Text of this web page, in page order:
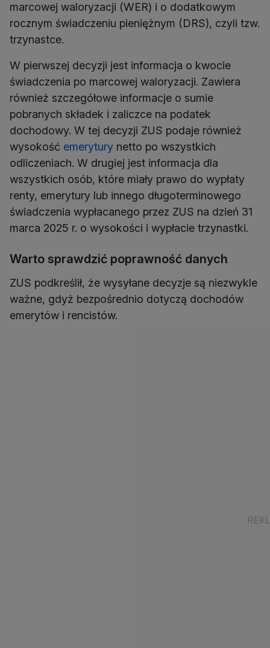
marcowej waloryzacji (WER) i o dodatkowym
rocznym świadczeniu pieniężnym (DRS), czyli tzw.
trzynastce.
W pierwszej decyzji jest informacja o kwocie
świadczenia po marcowej waloryzacji. Zawiera
również szczegółowe informacje o sumie
pobranych składek i zaliczce na podatek
dochodowy. W tej decyzji ZUS podaje również
wysokość emerytury netto po wszystkich
odliczeniach. W drugiej jest informacja dla
wszystkich osób, które miały prawo do wypłaty
renty, emerytury lub innego długoterminowego
świadczenia wypłacanego przez ZUS na dzień 31
marca 2025 r. o wysokości i wypłacie trzynastki.
Warto sprawdzić poprawność danych
ZUS podkreślił, że wysyłane decyzje są niezwykle
ważne, gdyż bezpośrednio dotyczą dochodów